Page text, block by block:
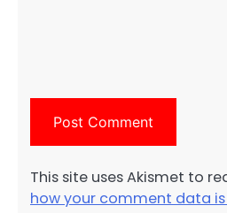
This site uses Akismet to
how your comment data